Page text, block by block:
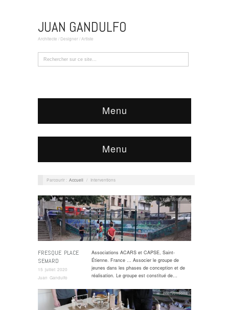
JUAN GANDULFO
Architecte / Designer / Artiste
Menu
Menu
Parcourir : Accueil / Interventions
FRESQUE PLACE
SEMARD
15 juillet 2020
Juan Gandulfo
Interventions
Associations ACARS et CAPSE, Saint-
Étienne. France … Associer le groupe de
jeunes dans les phases de conception et de
réalisation. Le groupe est constitué de…
Interventions